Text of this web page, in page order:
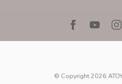
© Copyright 2026